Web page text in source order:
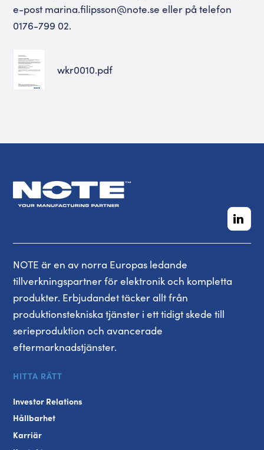
e-post marina.filipsson@note.se eller på telefon
0176-799 02.
wkr0010.pdf
NOTE är en av norra Europas ledande
tillverkningspartner för elektronik och kompletta
produkter. Erbjudandet täcker allt från
produktionstekniska tjänster i ett tidigt skede till
serieproduktion och avancerade
eftermarknadstjänster.
HITTA RÄTT
Investor Relations
Hållbarhet
Karriär